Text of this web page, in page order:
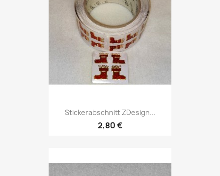
Stickerabschnitt ZDesign...
2,80 €